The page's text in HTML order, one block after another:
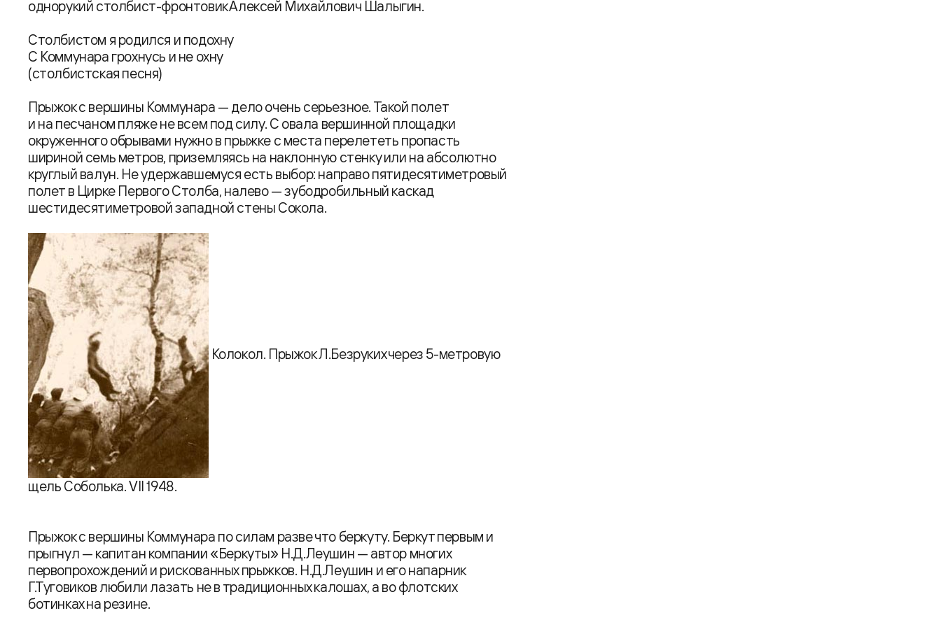
однорукий столбист-фронтовик Алексей Михайлович Шалыгин.
Столбистом я родился и подохну
С Коммунара грохнусь и не охну
(столбистская песня)
Прыжок с вершины Коммунара — дело очень серьезное. Такой полет
и на песчаном пляже не всем под силу. С овала вершинной площадки
окруженного обрывами нужно в прыжке с места перелететь пропасть
шириной семь метров, приземляясь на наклонную стенку или на абсолютно
круглый валун. Не удержавшемуся есть выбор: направо пятидесятиметровый
полет в Цирке Первого Столба, налево — зубодробильный каскад
шестидесятиметровой западной стены Сокола.
Колокол. Прыжок Л.Безруких через 5-метровую
щель Соболька. VII 1948.
Прыжок с вершины Коммунара по силам разве что беркуту. Беркут первым и
прыгнул — капитан компании «Беркуты» Н.Д.Леушин — автор многих
первопрохождений и рискованных прыжков. Н.Д.Леушин и его напарник
Г.Туговиков любили лазать не в традиционных калошах, а во флотских
ботинках на резине.